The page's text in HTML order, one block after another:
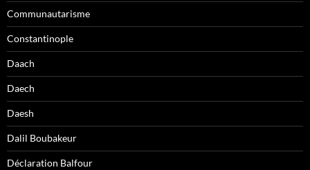
Communautarisme
Constantinople
Daach
Daech
Daesh
Dalil Boubakeur
Déclaration Balfour